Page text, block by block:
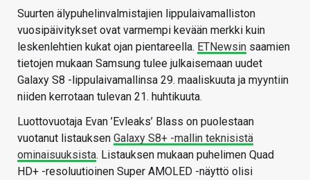
Suurten älypuhelinvalmistajien lippulaivamalliston
vuosipäivitykset ovat varmempi kevään merkki kuin
leskenlehtien kukat ojan pientareella. ETNewsin saamien
tietojen mukaan Samsung tulee julkaisemaan uudet
Galaxy S8 -lippulaivamallinsa 29. maaliskuuta ja myyntiin
niiden kerrotaan tulevan 21. huhtikuuta.
Luottovuotaja Evan ’Evleaks’ Blass on puolestaan
vuotanut listauksen Galaxy S8+ -mallin teknisistä
ominaisuuksista. Listauksen mukaan puhelimen Quad
HD+ -resoluutioinen Super AMOLED -näyttö olisi